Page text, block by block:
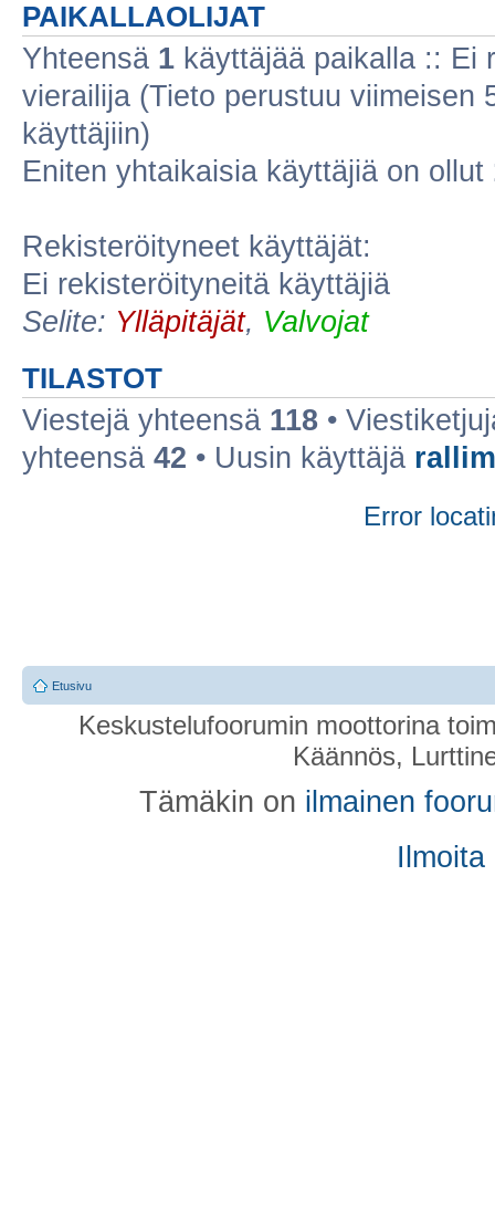
PAIKALLAOLIJAT
Yhteensä 1 käyttäjää paikalla :: Ei
vierailija (Tieto perustuu viimeisen
käyttäjiin)
Eniten yhtaikaisia käyttäjiä on ollut
Rekisteröityneet käyttäjät:
Ei rekisteröityneitä käyttäjiä
Selite: Ylläpitäjät, Valvojat
TILASTOT
Viestejä yhteensä 118 •
yhteensä 42 • Uusin käyttäjä
Error
Etusivu
Keskustelufoorumin moottorina
Käännös,
Tämäkin on ilmainen